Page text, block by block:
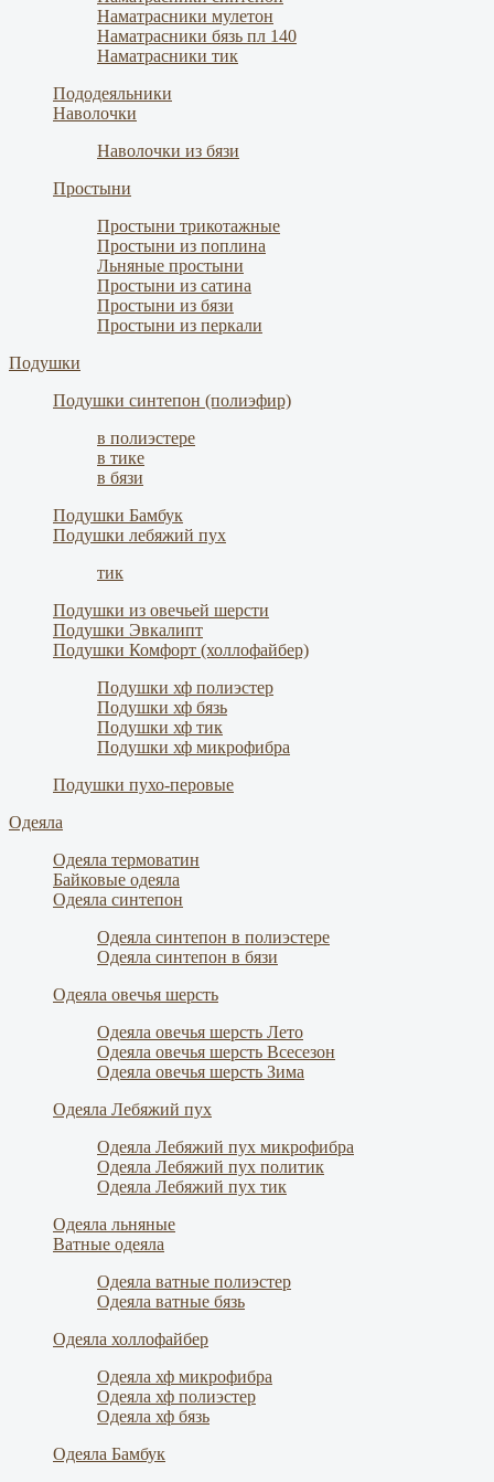
Наматрасники мулетон
Наматрасники бязь пл 140
Наматрасники тик
Пододеяльники
Наволочки
Наволочки из бязи
Простыни
Простыни трикотажные
Простыни из поплина
Льняные простыни
Простыни из сатина
Простыни из бязи
Простыни из перкали
Подушки
Подушки синтепон (полиэфир)
в полиэстере
в тике
в бязи
Подушки Бамбук
Подушки лебяжий пух
тик
Подушки из овечьей шерсти
Подушки Эвкалипт
Подушки Комфорт (холлофайбер)
Подушки хф полиэстер
Подушки хф бязь
Подушки хф тик
Подушки хф микрофибра
Подушки пухо-перовые
Одеяла
Одеяла термоватин
Байковые одеяла
Одеяла синтепон
Одеяла синтепон в полиэстере
Одеяла синтепон в бязи
Одеяла овечья шерсть
Одеяла овечья шерсть Лето
Одеяла овечья шерсть Всесезон
Одеяла овечья шерсть Зима
Одеяла Лебяжий пух
Одеяла Лебяжий пух микрофибра
Одеяла Лебяжий пух политик
Одеяла Лебяжий пух тик
Одеяла льняные
Ватные одеяла
Одеяла ватные полиэстер
Одеяла ватные бязь
Одеяла холлофайбер
Одеяла хф микрофибра
Одеяла хф полиэстер
Одеяла хф бязь
Одеяла Бамбук